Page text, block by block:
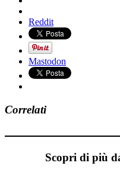
Reddit
Mastodon
Correlati
Scopri di più